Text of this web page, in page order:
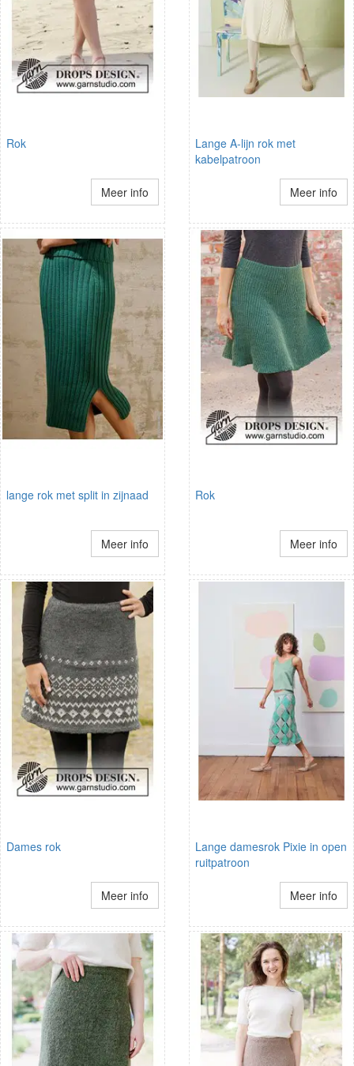
Rok
Meer info
Lange A-lijn rok met
kabelpatroon
Meer info
lange rok met split in zijnaad
Meer info
Rok
Meer info
Dames rok
Meer info
Lange damesrok Pixie in open
ruitpatroon
Meer info